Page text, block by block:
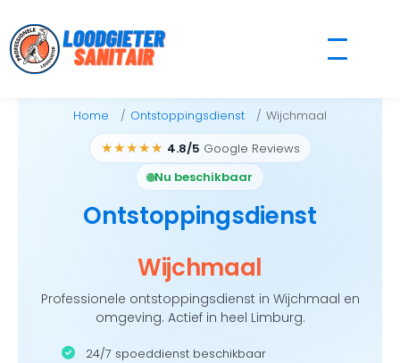
to
content
Home Ontstoppingsdienst Wijchmaal
★★★★★ 4.8/5 Google Reviews
Nu beschikbaar
Ontstoppingsdienst
Wijchmaal
Professionele ontstoppingsdienst in Wijchmaal en
omgeving. Actief in heel Limburg.
24/7 spoeddienst beschikbaar